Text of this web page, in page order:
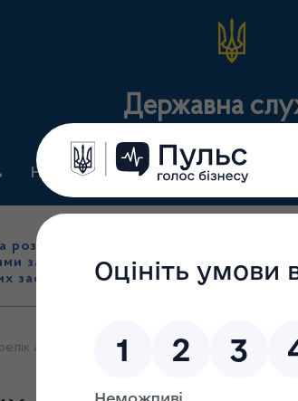
Державна
Нормативні документи Для
роздрібна торгівля
засобами, імпорт
засобів (крім АФІ)
нагляд
(контроль)
аптечних закладів, що здійснюють